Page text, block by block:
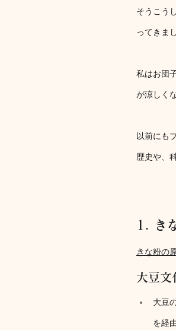
そうこう
ってきま
私はお団
が涼しく
以前にも
歴史や、
1. き
きな粉の
大豆文
大豆
を経